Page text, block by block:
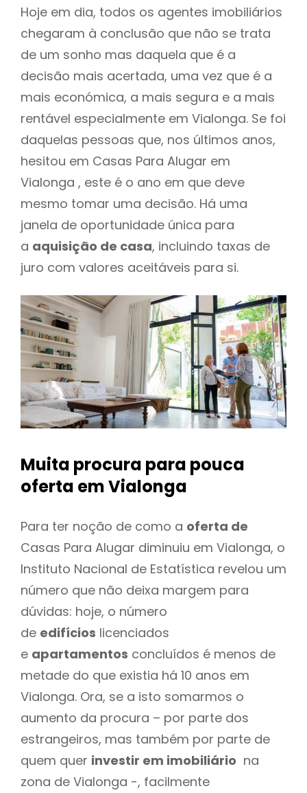
Hoje em dia, todos os agentes imobiliários
chegaram à conclusão que não se trata
de um sonho mas daquela que é a
decisão mais acertada, uma vez que é a
mais económica, a mais segura e a mais
rentável especialmente em Vialonga. Se foi
daquelas pessoas que, nos últimos anos,
hesitou em Casas Para Alugar em
Vialonga , este é o ano em que deve
mesmo tomar uma decisão. Há uma
janela de oportunidade única para
a aquisição de casa, incluindo taxas de
juro com valores aceitáveis para si.
Muita procura para pouca
oferta em Vialonga
Para ter noção de como a oferta de
Casas Para Alugar diminuiu em Vialonga, o
Instituto Nacional de Estatística revelou um
número que não deixa margem para
dúvidas: hoje, o número
de edifícios licenciados
e apartamentos concluídos é menos de
metade do que existia há 10 anos em
Vialonga. Ora, se a isto somarmos o
aumento da procura – por parte dos
estrangeiros, mas também por parte de
quem quer investir em imobiliário na
zona de Vialonga -, facilmente